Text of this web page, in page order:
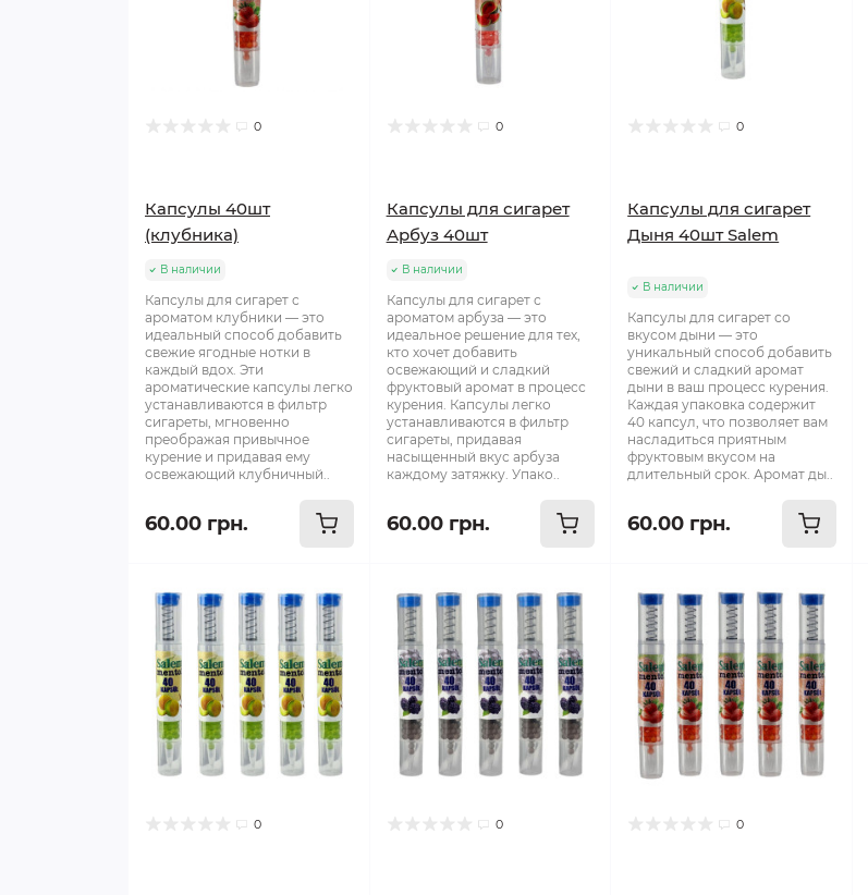
0
Капсулы 40шт
(клубника)
В наличии
Капсулы для сигарет с
ароматом клубники — это
идеальный способ добавить
свежие ягодные нотки в
каждый вдох. Эти
ароматические капсулы легко
устанавливаются в фильтр
сигареты, мгновенно
преображая привычное
курение и придавая ему
освежающий клубничный..
60.00 грн.
0
Капсулы для сигарет
Арбуз 40шт
В наличии
Капсулы для сигарет с
ароматом арбуза — это
идеальное решение для тех,
кто хочет добавить
освежающий и сладкий
фруктовый аромат в процесс
курения. Капсулы легко
устанавливаются в фильтр
сигареты, придавая
насыщенный вкус арбуза
каждому затяжку. Упако..
60.00 грн.
0
Капсулы для сигарет
Дыня 40шт Salem
В наличии
Капсулы для сигарет со
вкусом дыни — это
уникальный способ добавить
свежий и сладкий аромат
дыни в ваш процесс курения.
Каждая упаковка содержит
40 капсул, что позволяет вам
насладиться приятным
фруктовым вкусом на
длительный срок. Аромат ды..
60.00 грн.
0 0 0